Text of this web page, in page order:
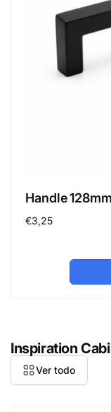
Handle
Precio
€3,25
Inspiration
Ver todo